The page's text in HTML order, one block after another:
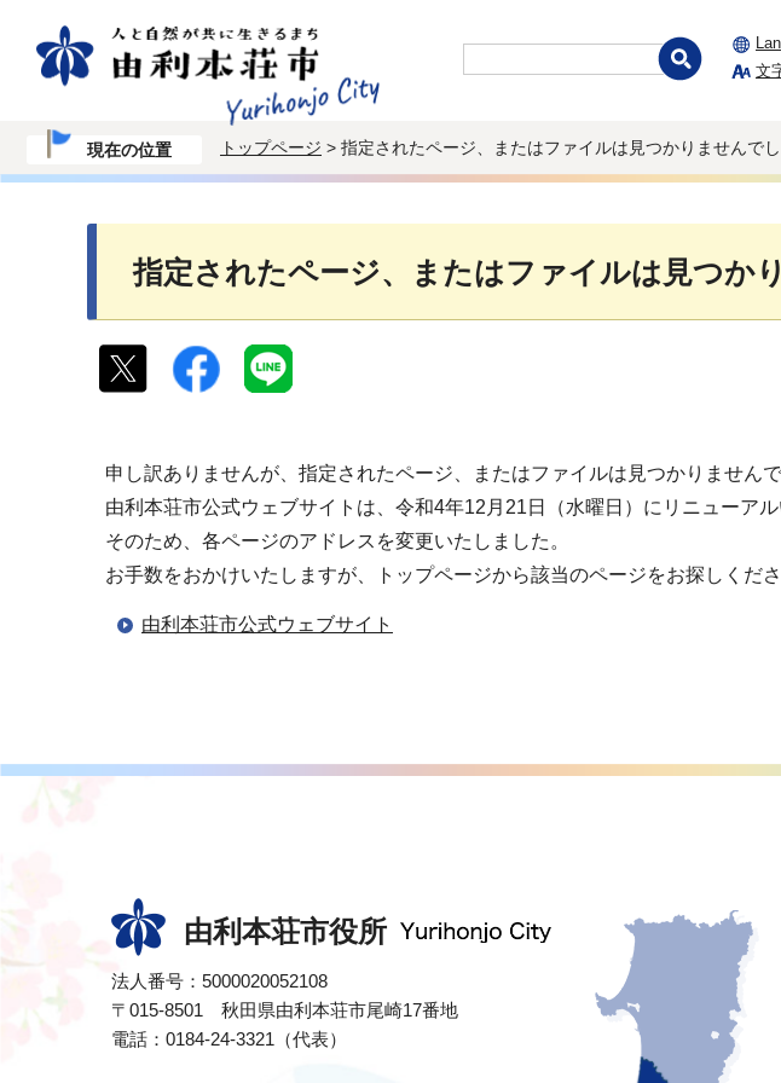
文
現在の位置 トップページ > 指定されたページ、またはファイルは見つかりませんでし
指定されたページ、またはファイルは見つか
申し訳ありませんが、指定されたページ、またはファイルは見つかりませんで
由利本荘市公式ウェブサイトは、令和4年12月21日（水曜日）にリニューアル
そのため、各ページのアドレスを変更いたしました。
お手数をおかけいたしますが、トップページから該当のページをお探しくださ
由利本荘市公式ウェブサイト
由利本荘市役所
法人番号：5000020052108
〒015-8501 秋田県由利本荘市尾崎17番地
電話：0184-24-3321（代表）